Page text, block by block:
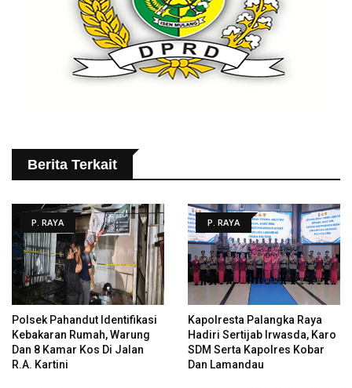
Berita Terkait
P. RAYA
Polsek Pahandut Identifikasi
Kebakaran Rumah, Warung
Dan 8 Kamar Kos Di Jalan
R.A. Kartini
P. RAYA
Kapolresta Palangka Raya
Hadiri Sertijab Irwasda, Karo
SDM Serta Kapolres Kobar
Dan Lamandau